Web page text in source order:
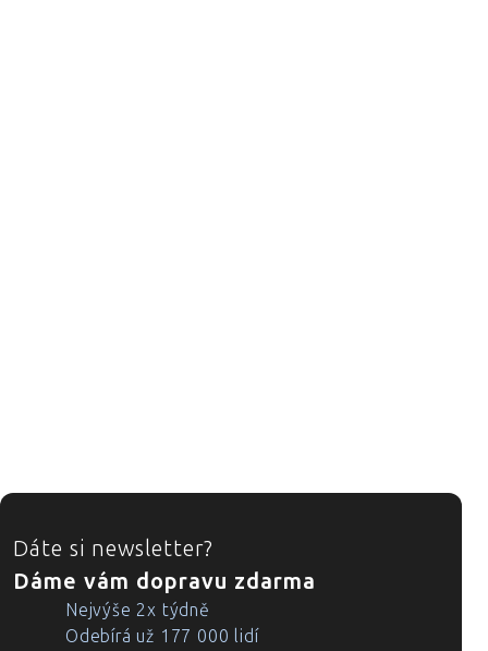
ZÁPATÍ
Dáte si newsletter?
Dáme vám dopravu zdarma
Nejvýše 2x týdně
Odebírá už 177 000 lidí